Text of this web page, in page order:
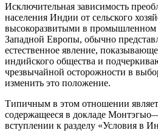
Исключительная зависимость
населения Индии от сельского
высокоразвитыми в промышленном
Западной Европы, обычно
естественное явление,
индийского общества и
чрезвычайной осторожности в
изменить это положение.
Типичным в этом отношении
содержащееся в докладе
вступлении к разделу «Условия в